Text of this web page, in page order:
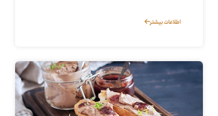
اطلاعات بیشتر